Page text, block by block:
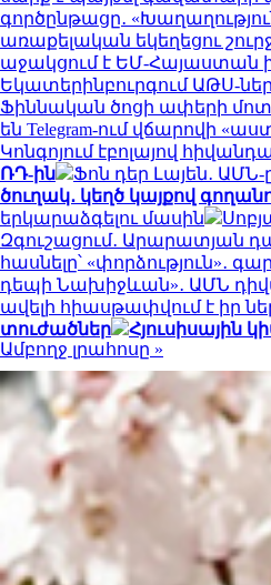
գործընթացը․
առաքելական եկեղեցու
աջակցում է ԵՄ-Հայաստան
Եկատերինբուրգում ԱԹՍ-
Ֆիննական ծոցի ափերի մոտ՝
են Telegram-ում վճարովի
Կոնգոյում էբոլայով
ՌԴ-ին
Ֆոն դեր Լայեն․
ծուղակ․ կեղծ կայքով
երկարաձգելու մասին
Զգուշացում․ Արարատյան
հասնելը՝
դեպի Նախիջևան»․ ԱՄՆ
ավելի հիասթափվում է իր
տուժածներ
Հյուսիսային
Ամբողջ լրահոսը »